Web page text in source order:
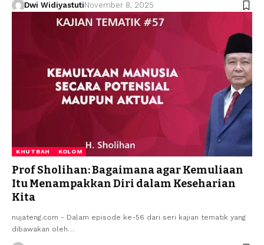
Dwi WidiyastutiNovember 8, 2025
KHUTBAH KOLOM
Prof Sholihan: Bagaimana agar Kemuliaan
Itu Menampakkan Diri dalam Keseharian
Kita
nujateng.com - Dalam episode ke-56 dari seri kajian tematik yang
dibawakan oleh…